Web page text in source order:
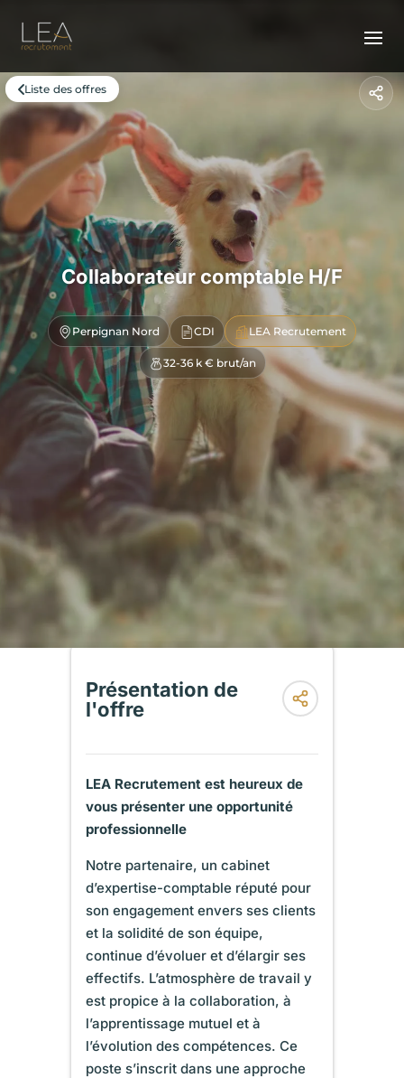
Liste des offres
Collaborateur comptable H/F
Perpignan Nord CDI LEA Recrutement
32-36 k € brut/an
Présentation de
l'offre
LEA Recrutement est heureux de
vous présenter une opportunité
professionnelle
Notre partenaire, un cabinet
d’expertise-comptable réputé pour
son engagement envers ses clients
et la solidité de son équipe,
continue d’évoluer et d’élargir ses
effectifs. L’atmosphère de travail y
est propice à la collaboration, à
l’apprentissage mutuel et à
l’évolution des compétences. Ce
poste s’inscrit dans une approche